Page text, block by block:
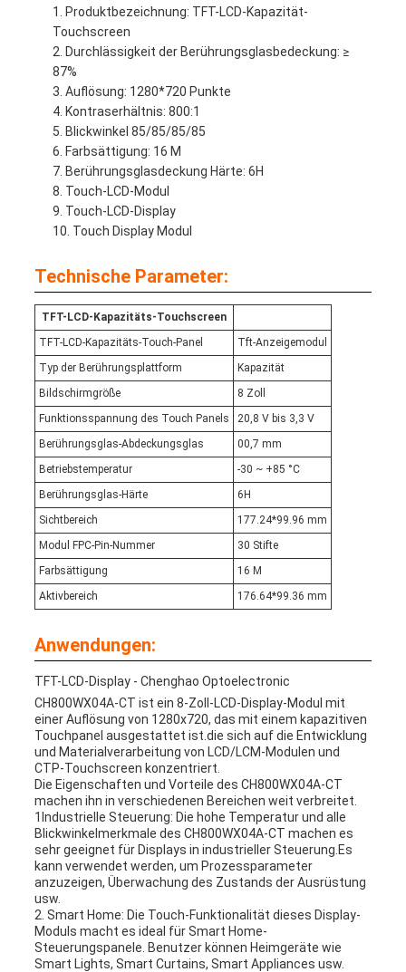
Produktbezeichnung: TFT-LCD-Kapazität-
Touchscreen
Durchlässigkeit der Berührungsglasbedeckung: ≥
87%
Auflösung: 1280*720 Punkte
Kontraserhältnis: 800:1
Blickwinkel 85/85/85/85
Farbsättigung: 16 M
Berührungsglasdeckung Härte: 6H
Touch-LCD-Modul
Touch-LCD-Display
Touch Display Modul
Technische Parameter:
TFT-LCD-Kapazitäts-Touchscreen
TFT-LCD-Kapazitäts-Touch-Panel
Tft-Anzeigemodul
Typ der Berührungsplattform
Kapazität
Bildschirmgröße
8 Zoll
Funktionsspannung des Touch Panels
20,8 V bis 3,3 V
Berührungsglas-Abdeckungsglas
00,7 mm
Betriebstemperatur
-30 ~ +85 °C
Berührungsglas-Härte
6H
Sichtbereich
177.24*99.96 mm
Modul FPC-Pin-Nummer
30 Stifte
Farbsättigung
16 M
Aktivbereich
176.64*99.36 mm
Anwendungen:
TFT-LCD-Display - Chenghao Optoelectronic
CH800WX04A-CT ist ein 8-Zoll-LCD-Display-Modul mit
einer Auflösung von 1280x720, das mit einem kapazitiven
Touchpanel ausgestattet ist.die sich auf die Entwicklung
und Materialverarbeitung von LCD/LCM-Modulen und
CTP-Touchscreen konzentriert.
Die Eigenschaften und Vorteile des CH800WX04A-CT
machen ihn in verschiedenen Bereichen weit verbreitet.
1Industrielle Steuerung: Die hohe Temperatur und alle
Blickwinkelmerkmale des CH800WX04A-CT machen es
sehr geeignet für Displays in industrieller Steuerung.Es
kann verwendet werden, um Prozessparameter
anzuzeigen, Überwachung des Zustands der Ausrüstung
usw.
2. Smart Home: Die Touch-Funktionalität dieses Display-
Moduls macht es ideal für Smart Home-
Steuerungspanele. Benutzer können Heimgeräte wie
Smart Lights, Smart Curtains, Smart Appliances usw.